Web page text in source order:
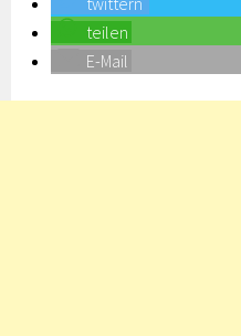
teilen
E-Mail